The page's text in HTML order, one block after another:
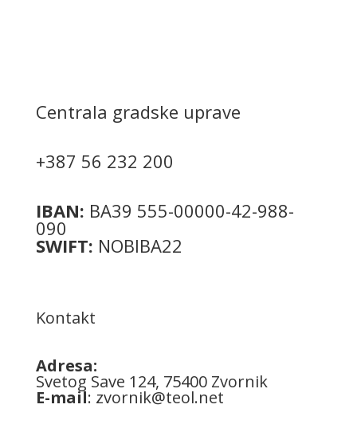
Centrala gradske uprave
+387 56 232 200
IBAN: BA39 555-00000-42-988-
090
SWIFT: NOBIBA22
Kontakt
Adresa:
Svetog Save 124, 75400 Zvornik
E-mail: zvornik@teol.net